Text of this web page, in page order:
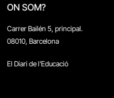
ON SOM?
Carrer Bailén 5, principal.
08010, Barcelona
El Diari de l'Educació